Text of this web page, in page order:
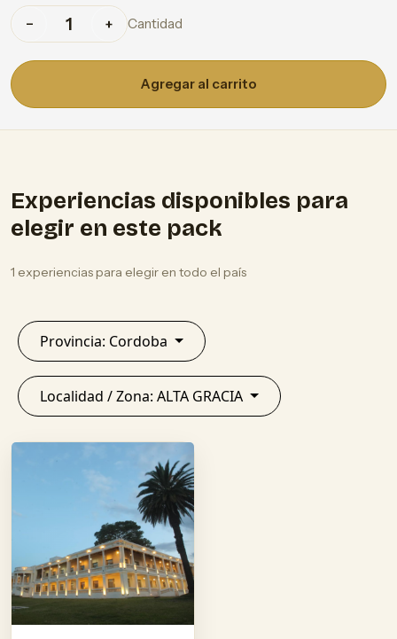
− + Cantidad
Agregar al carrito
Experiencias disponibles para
elegir en este pack
1 experiencias para elegir en todo el país
Provincia: Cordoba
Localidad / Zona: ALTA GRACIA